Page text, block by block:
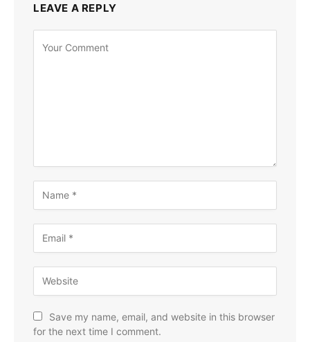
LEAVE A REPLY
Save my name, email, and website in this browser
for the next time I comment.